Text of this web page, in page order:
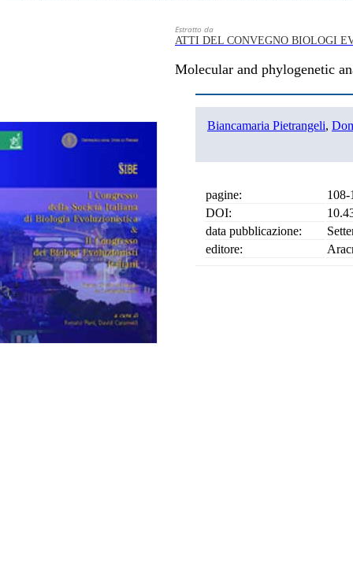
Estratto da
ATTI DEL CONVEGNO BIOLOGI
Molecular and phylogenetic
Biancamaria Pietrangeli,
pagine:
108-
DOI:
data pubblicazione:
editore: